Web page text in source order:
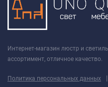
Интернет-магазин люстр и
ассортимент, отличное качество.
Политика персональных данных |